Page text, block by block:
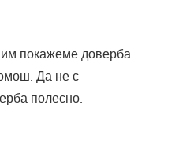
покажеме доверба
Да не с
полесно.